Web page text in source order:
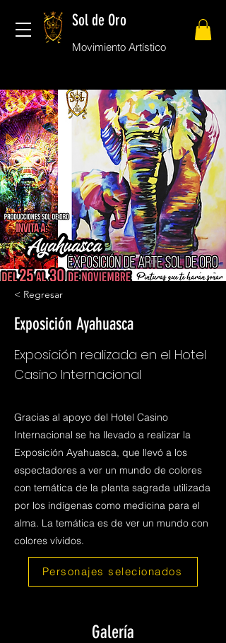
Sol de Oro
Movimiento Artístico
< Regresar
Exposición Ayahuasca
Exposición realizada en el Hotel
Casino Internacional
Gracias al apoyo del Hotel Casino
Internacional se ha llevado a realizar la
Exposición Ayahuasca, que llevó a los
espectadores a ver un mundo de colores
con temática de la planta sagrada utilizada
por los indígenas como medicina para el
alma. La temática es de ver un mundo con
colores vívidos.
Personajes selecionados
Galería